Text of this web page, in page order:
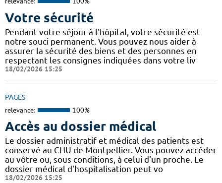
Votre sécurité
Pendant votre séjour à l'hôpital, votre sécurité est
notre souci permanent. Vous pouvez nous aider à
assurer la sécurité des biens et des personnes en
respectant les consignes indiquées dans votre liv
18/02/2026 15:25
PAGES
relevance: 100%
Accès au dossier médical
Le dossier administratif et médical des patients est
conservé au CHU de Montpellier. Vous pouvez accéder
au vôtre ou, sous conditions, à celui d'un proche. Le
dossier médical d'hospitalisation peut vo
18/02/2026 15:25